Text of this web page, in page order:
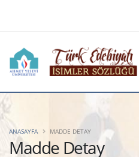
Madde Detay
ANASAYFA MADDE DETAY